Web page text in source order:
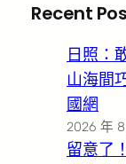
Recent
日照：
山海間
國網
2026 年
留意了